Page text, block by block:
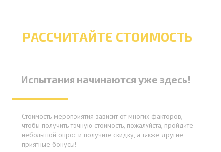
Испытания начинаются уже здесь!
Стоимость мероприятия зависит от многих факторов,
чтобы получить точную стоимость, пожалуйста, пройдите
небольшой опрос и получите скидку, а также другие
приятные бонусы!
РАССЧИТАЙТЕ СТОИМОСТЬ